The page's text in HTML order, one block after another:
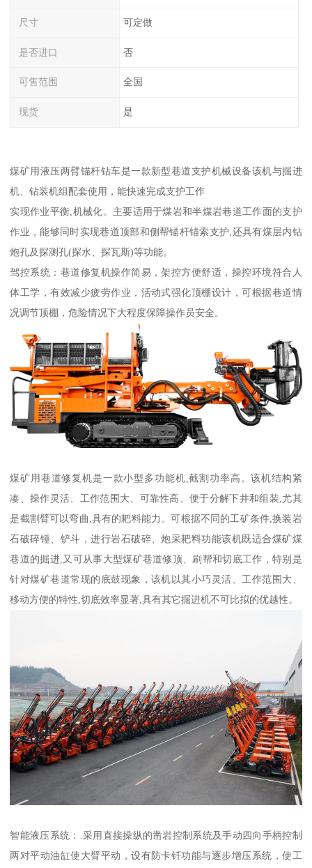
尺寸 可定做
是否进口 否
可售范围 全国
现货 是
煤矿用液压两臂锚杆钻车是一款新型巷道支护机械设备该机与掘进
机、钻装机组配套使用，能快速完成支护工作
实现作业平衡,机械化。主要适用于煤岩和半煤岩巷道工作面的支护
作业，能够同时实现巷道顶部和侧帮锚杆锚索支护,还具有煤层内钻
炮孔及探测孔(探水、探瓦斯)等功能。
驾控系统：巷道修复机操作简易，架控方便舒适，操控环境符合人
体工学，有效减少疲劳作业，活动式强化顶棚设计，可根据巷道情
况调节顶棚，危险情况下大程度保障操作员安全。
煤矿用巷道修复机是一款小型多功能机,截割功率高。该机结构紧
凑、操作灵活、工作范围大、可靠性高、便于分解下井和组装,尤其
是截割臂可以弯曲,具有的耙料能力。可根据不同的工矿条件,换装岩
石破碎锤、铲斗，进行岩石破碎、炮采耙料功能该机既适合煤矿煤
巷道的掘进,又可从事大型煤矿巷道修顶、刷帮和切底工作，特别是
针对煤矿巷道常现的底鼓现象，该机以其小巧灵活、工作范围大、
移动方便的特性,切底效率显著,具有其它掘进机不可比拟的优越性。
智能液压系统：.采用直接操纵的凿岩控制系统及手动四向手柄控制
两对平动油缸使大臂平动，设有防卡钎功能与逐步增压系统，使工